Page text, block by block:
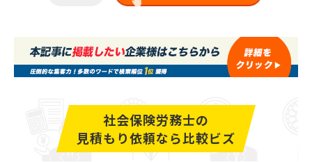
社会保険労務士の
見積もり依頼なら比較ビズ